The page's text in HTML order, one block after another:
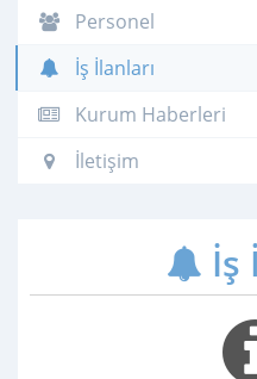
Personel
İş İlanları
Kurum Haberleri
İletişim
İş